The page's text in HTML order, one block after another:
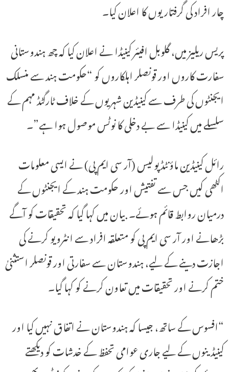
چار افراد کی گرفتاریوں کا اعلان کیا۔
پریس ریلیز میں، گلوبل افیئر کینیڈا نے اعلان کیا کہ چھ ہندوستانی
سفارت کاروں اور قونصلر اہلکاروں کو “حکومت ہند سے منسلک
ایجنٹوں کی طرف سے کینیڈین شہریوں کے خلاف ٹارگٹڈ مہم کے
سلسلے میں کینیڈا سے بے دخلی کا نوٹس موصول ہوا ہے”۔
رائل کینیڈین ماؤنٹڈ پولیس (آر سی ایم پی) نے ایسی معلومات
اکٹھی کیں جس سے تفتیش اور حکومت ہند کے ایجنٹوں کے
درمیان روابط قائم ہوئے۔ بیان میں کہا گیا کہ تحقیقات کو آگے
بڑھانے اور آر سی ایم پی کو متعلقہ افراد سے انٹرویو کرنے کی
اجازت دینے کے لیے، ہندوستان سے سفارتی اور قونصلر استثنیٰ
ختم کرنے اور تحقیقات میں تعاون کرنے کو کہا گیا۔
“افسوس کے ساتھ، جیسا کہ ہندوستان نے اتفاق نہیں کیا اور
کینیڈینوں کے لیے جاری عوامی تحفظ کے خدشات کو دیکھتے